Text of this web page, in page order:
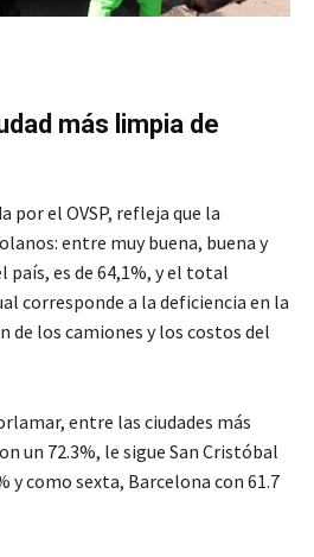
más limpia de
por el OVSP, refleja que la
entre muy buena, buena y
país, es de 64,1%, y el total
corresponde a la deficiencia en la
de los camiones y los costos del
entre las ciudades más
un 72.3%, le sigue San Cristóbal
y como sexta, Barcelona con 61.7